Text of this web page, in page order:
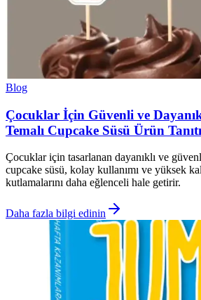
Blog
Çocuklar İçin Güvenli ve
Temalı Cupcake Süsü Ürün
Çocuklar için tasarlanan dayanıklı ve
cupcake süsü, kolay kullanımı ve yüksek
kutlamalarını daha eğlenceli hale getirir.
Daha fazla bilgi edinin